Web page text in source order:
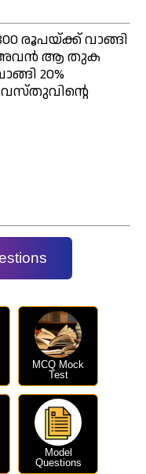
രൂപയ്ക്ക് വാങ്ങി
അവൻ ആ തുക
20%
വസ്തുവിന്റെ
MCQ Mock
Test
Model
Questions